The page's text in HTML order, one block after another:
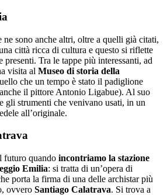
ne sono anche altri, oltre a quelli già citati,
città ricca di cultura e questo si riflette
presenti. Tra le tappe più interessanti, ad
visita al Museo di storia della
che un tempo è stato il padiglione
il pittore Antonio Ligabue). Al suo
gli strumenti che venivano usati, in un
all’originale.
futuro quando incontriamo la stazione
Emilia: si tratta di un’opera di
porta la firma di una delle archistar più
ovvero Santiago Calatrava. Si trova a